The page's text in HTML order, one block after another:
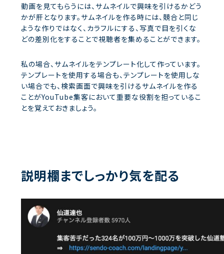
動画を見てもらうには、サムネイルで興味を引けるかどう
かが肝となります。サムネイルを作る時には、競合と同じ
ような作りではなく、カラフルにする、写真で目を引くな
どの差別化をすることで視聴者を集めることができます。
私の場合、サムネイルをテンプレート化して作っています。
テンプレートを使用する場合も、テンプレートを使用しな
い場合でも、検索画面で興味を引けるサムネイルを作る
ことがYouTube集客において重要な役割を担っているこ
とを覚えておきましょう。
説明欄までしっかり気を配る